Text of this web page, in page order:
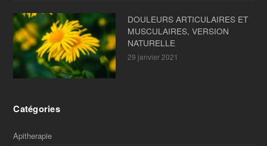
DOULEURS ARTICULAIRES ET
MUSCULAIRES, VERSION
NATURELLE
29 janvier 2021
Catégories
Apitherapie